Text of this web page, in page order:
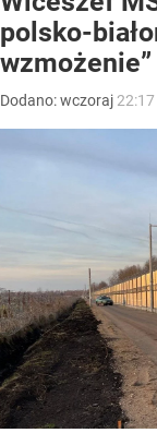
polsko-
wzmożenie”
Dodano:wczoraj 22:17